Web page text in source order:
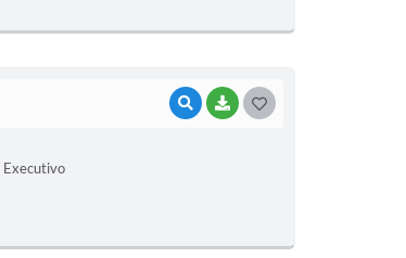
VISUALIZAR
BAIXAR
Executivo